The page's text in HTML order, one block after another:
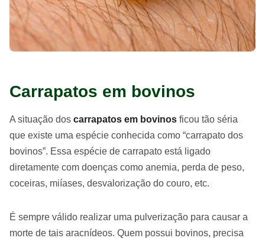
Carrapatos em bovinos
A situação dos carrapatos em bovinos ficou tão séria
que existe uma espécie conhecida como “carrapato dos
bovinos”. Essa espécie de carrapato está ligado
diretamente com doenças como anemia, perda de peso,
coceiras, miíases, desvalorização do couro, etc.
É sempre válido realizar uma pulverização para causar a
morte de tais aracnídeos. Quem possui bovinos, precisa